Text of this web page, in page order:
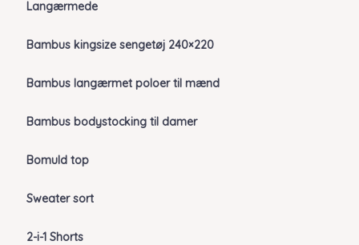
Langærmede
Bambus kingsize sengetøj 240×220
Bambus langærmet poloer til mænd
Bambus bodystocking til damer
Bomuld top
Sweater sort
2-i-1 Shorts